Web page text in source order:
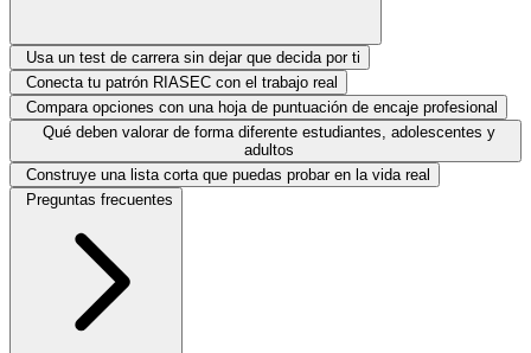
Usa un test de carrera sin dejar que decida por ti
Conecta tu patrón RIASEC con el trabajo real
Compara opciones con una hoja de puntuación de encaje profesional
Qué deben valorar de forma diferente estudiantes, adolescentes y
adultos
Construye una lista corta que puedas probar en la vida real
Preguntas frecuentes